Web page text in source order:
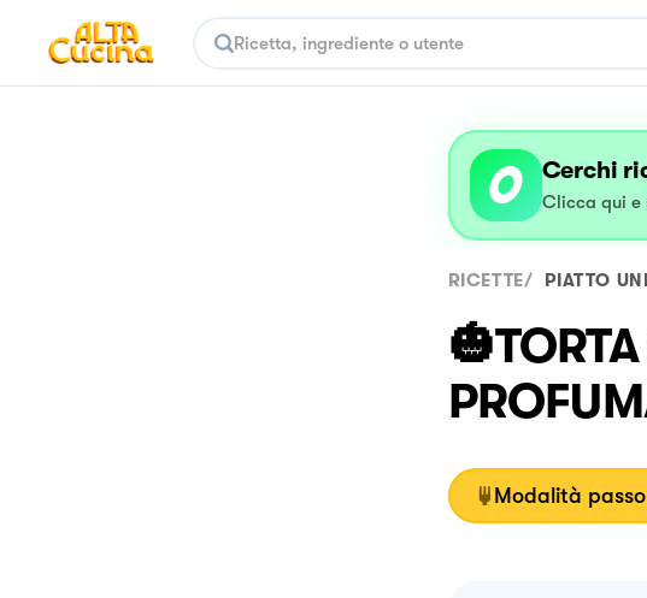
Cerchi
Clicca qui e
RICETTE/ PIATTO
Modalità